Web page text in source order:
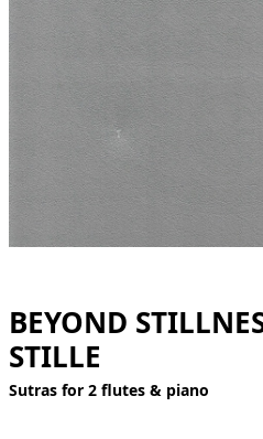
Feed
[ Suche ]
english
BEYOND
STILLE
Sutras for 2 flutes & piano